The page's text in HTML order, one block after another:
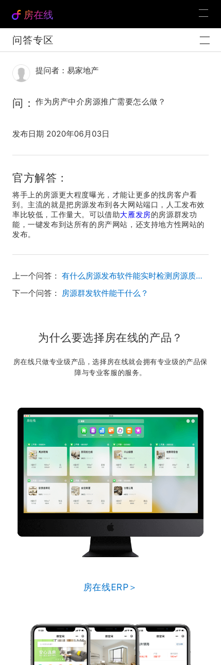
房在线
问答专区
提问者：易家地产
问： 作为房产中介房源推广需要怎么做？
发布日期 2020年06月03日
官方解答：
将手上的房源更大程度曝光，才能让更多的找房客户看
到。主流的就是把房源发布到各大网站端口，人工发布效
率比较低，工作量大。可以借助大雁发房的房源群发功
能，一键发布到达所有的房产网站，还支持地方性网站的
发布。
上一个问答：
有什么房源发布软件能实时检测房源质量？
下一个问答： 房源群发软件能干什么？
为什么要选择房在线的产品？
房在线只做专业级产品，选择房在线就会拥有专业级的产品保
障与专业客服的服务。
房在线ERP＞